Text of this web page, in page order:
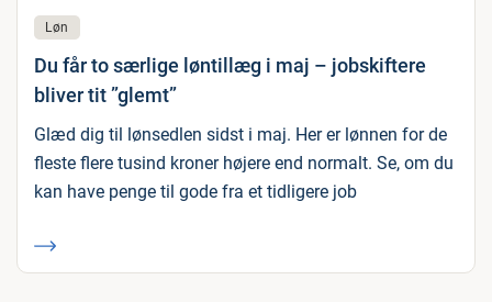
Løn
Du får to særlige løntillæg i maj – jobskiftere
bliver tit ”glemt”
Glæd dig til lønsedlen sidst i maj. Her er lønnen for de
fleste flere tusind kroner højere end normalt. Se, om du
kan have penge til gode fra et tidligere job